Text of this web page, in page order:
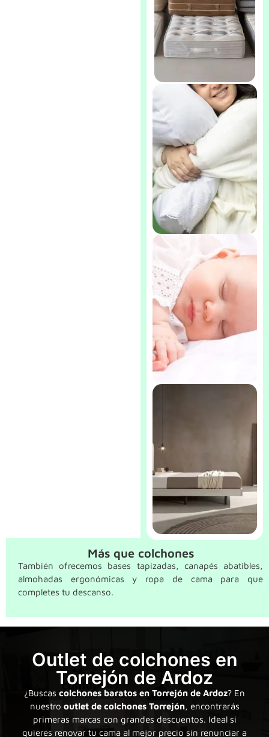
Colchones
especiales para
dolores lumbares
Colchones para
Personas con
Sobrepeso
Almohada
Viscoelástica Aloe
cuna
Más que colchones
También ofrecemos bases tapizadas, canapés abatibles,
almohadas ergonómicas y ropa de cama para que
completes tu descanso.
Outlet de colchones en
Torrejón de Ardoz
¿Buscas colchones baratos en Torrejón de Ardoz? En
nuestro outlet de colchones Torrejón, encontrarás
primeras marcas con grandes descuentos. Ideal si
quieres renovar tu cama al mejor precio sin renunciar a